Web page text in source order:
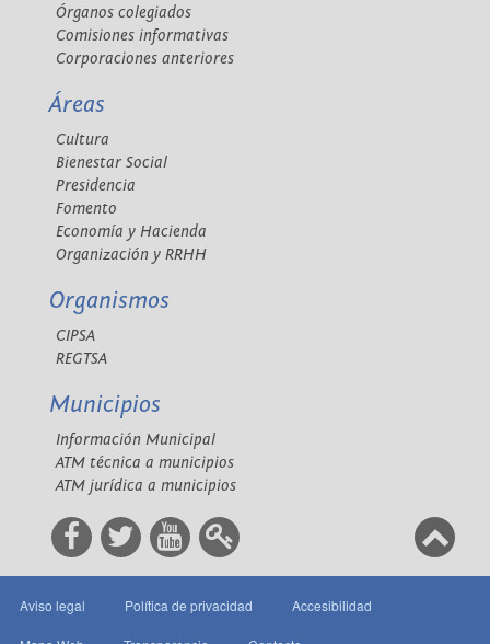
Órganos colegiados
Comisiones informativas
Corporaciones anteriores
Áreas
Cultura
Bienestar Social
Presidencia
Fomento
Economía y Hacienda
Organización y RRHH
Organismos
CIPSA
REGTSA
Municipios
Información Municipal
ATM técnica a municipios
ATM jurídica a municipios
Aviso legal Política de privacidad Accesibilidad